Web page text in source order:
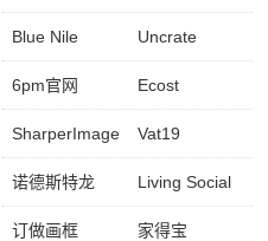
Blue Nile Uncrate
6pm官网 Ecost
SharperImage Vat19
诺德斯特龙 Living Social
订做画框 家得宝